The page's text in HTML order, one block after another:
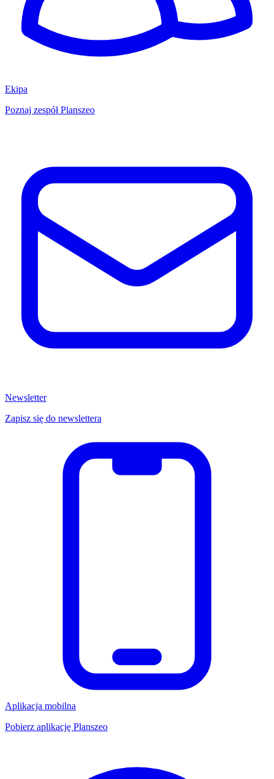
Ekipa
Poznaj zespół Planszeo
Newsletter
Zapisz się do newslettera
Aplikacja mobilna
Pobierz aplikację Planszeo